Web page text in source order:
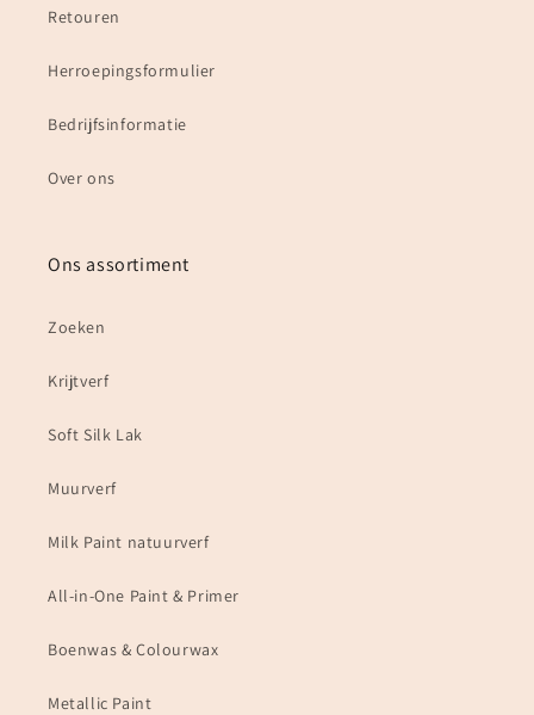
Retouren
Herroepingsformulier
Bedrijfsinformatie
Over ons
Ons assortiment
Zoeken
Krijtverf
Soft Silk Lak
Muurverf
Milk Paint natuurverf
All-in-One Paint & Primer
Boenwas & Colourwax
Metallic Paint